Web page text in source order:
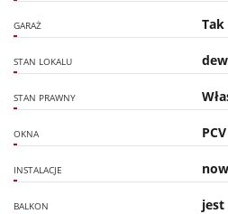
GARAŻ Tak
STAN LOKALU
STAN PRAWNY
OKNA PCV
INSTALACJE
BALKON jest